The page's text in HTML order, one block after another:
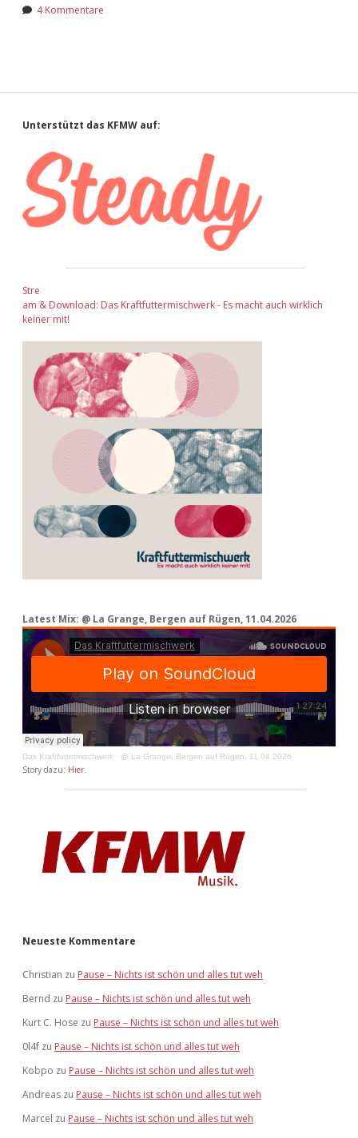
4 Kommentare
Sidebar
Unterstützt das KFMW auf:
Stre
am & Download: Das Kraftfuttermischwerk - Es macht auch wirklich
keiner mit!
Latest Mix: @ La Grange, Bergen auf Rügen, 11.04.2026
Das Kraftfuttermischwerk · @ La Grange, Bergen auf Rügen, 11.04.2026
Story dazu: Hier
Neueste Kommentare
Christian zu Pause – Nichts ist schön und alles tut weh
Bernd zu Pause – Nichts ist schön und alles tut weh
Kurt C. Hose zu Pause – Nichts ist schön und alles tut weh
0l4f zu Pause – Nichts ist schön und alles tut weh
Kobpo zu Pause – Nichts ist schön und alles tut weh
Andreas zu Pause – Nichts ist schön und alles tut weh
Marcel zu Pause – Nichts ist schön und alles tut weh